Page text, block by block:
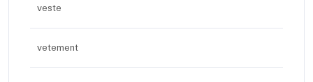
veste
vetement